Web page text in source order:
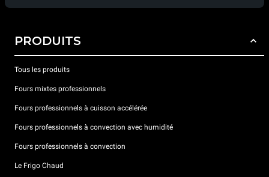
PRODUITS
Tous les produits
Fours mixtes professionnels
Fours professionnels à cuisson accélérée
Fours professionnels à convection avec humidité
Fours professionnels à convection
Le Frigo Chaud